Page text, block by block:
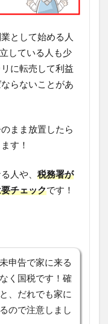
として始める人
している人も少
に転売して利益
らないことがあ
まま放置したら
す！
人や、 税務署が
チェックです！
申告で家に来る
く国税です！確
、だれでも家に
ので注意しまし